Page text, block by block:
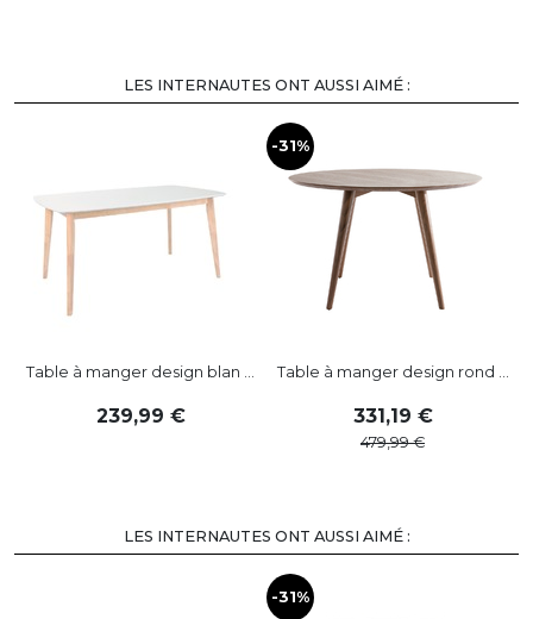
LES INTERNAUTES ONT AUSSI AIMÉ :
Table à manger design blan ...
239,99
-31%
Table à manger design rond ...
331,19
479,99
LES INTERNAUTES ONT AUSSI AIMÉ :
-31%